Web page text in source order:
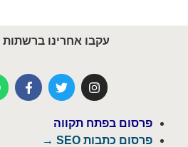
עקבו אחרינו
פרסום בפתח תקווה
פרסום כתבות SEO →